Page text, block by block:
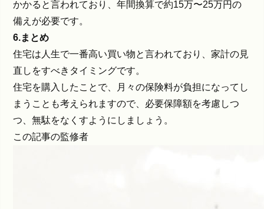
かかると言われており、年間換算で約15万〜25万円の
備えが必要です。
6.まとめ
住宅は人生で一番高い買い物と言われており、家計の見
直しをすべきタイミングです。
住宅を購入したことで、月々の保険料が負担になってし
まうことも考えられますので、必要保障額を考慮しつ
つ、無駄をなくすようにしましょう。
この記事の監修者